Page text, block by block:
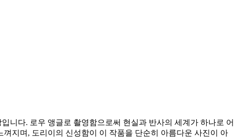
니다. 로우 앵글로 촬영함으로써 현실과 반사의 세계가 하나로 어
지며, 도리이의 신성함이 이 작품을 단순히 아름다운 사진이 아